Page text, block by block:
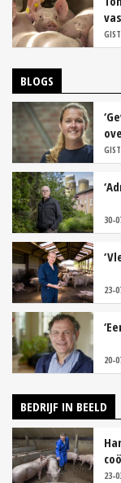
BLOGS
30-
23-
20-
BEDRIJF IN BEELD
23-